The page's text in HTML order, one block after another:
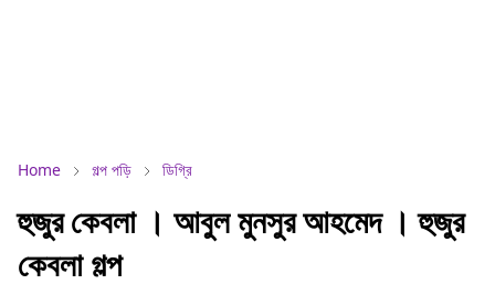
Home গল্প পড়ি ডিগ্রি
হুজুর কেবলা । আবুল মুনসুর আহমেদ । হুজুর
কেবলা গল্প